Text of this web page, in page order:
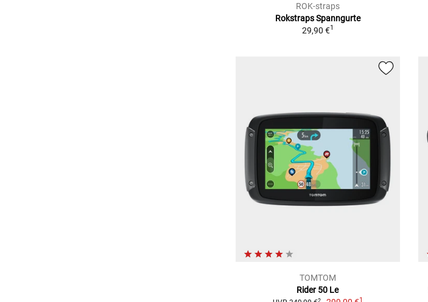
ROK-straps
Rokstraps Spanngurte
29,90 €1
TOMTOM
Rider 50 Le
2 1